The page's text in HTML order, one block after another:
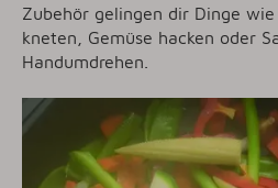
Zubehör gelingen dir Dinge
kneten, Gemüse hacken oder
Handumdrehen.